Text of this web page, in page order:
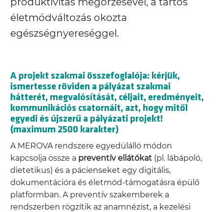
életmódváltozás okozta
egészségnyereséggel.
A projekt szakmai összefoglalója: kérjük,
ismertesse röviden a pályázat szakmai
hátterét, megvalósítását, céljait, eredményeit,
kommunikációs csatornáit, azt, hogy mitől
egyedi és újszerű a pályázati projekt!
(maximum 2500 karakter)
A MEROVA rendszere egyedülálló módon
kapcsolja össze a preventív ellátókat(pl. lábápoló,
dietetikus) és a pácienseket egy digitális,
dokumentációra és életmód-támogatásra épülő
platformban. A preventív szakemberek a
rendszerben rögzítik az anamnézist, a kezelési